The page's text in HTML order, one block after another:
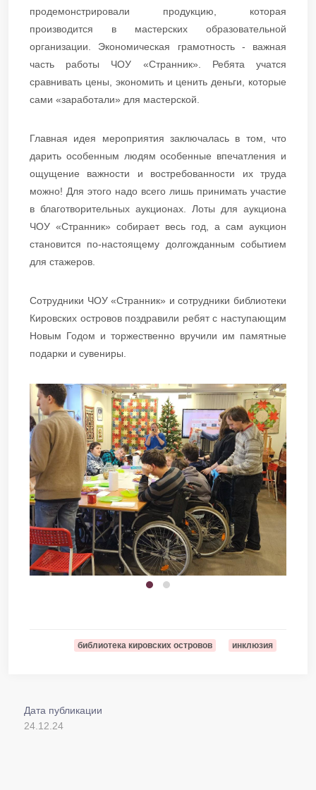
продемонстрировали продукцию, которая
производится в мастерских образовательной
организации. Экономическая грамотность - важная
часть работы ЧОУ «Странник». Ребята учатся
сравнивать цены, экономить и ценить деньги, которые
сами «заработали» для мастерской.
Главная идея мероприятия заключалась в том, что
дарить особенным людям особенные впечатления и
ощущение важности и востребованности их труда
можно! Для этого надо всего лишь принимать участие
в благотворительных аукционах. Лоты для аукциона
ЧОУ «Странник» собирает весь год, а сам аукцион
становится по-настоящему долгожданным событием
для стажеров.
Сотрудники ЧОУ «Странник» и сотрудники библиотеки
Кировских островов поздравили ребят с наступающим
Новым Годом и торжественно вручили им памятные
подарки и сувениры.
библиотека кировских островов инклюзия
Дата публикации
24.12.24